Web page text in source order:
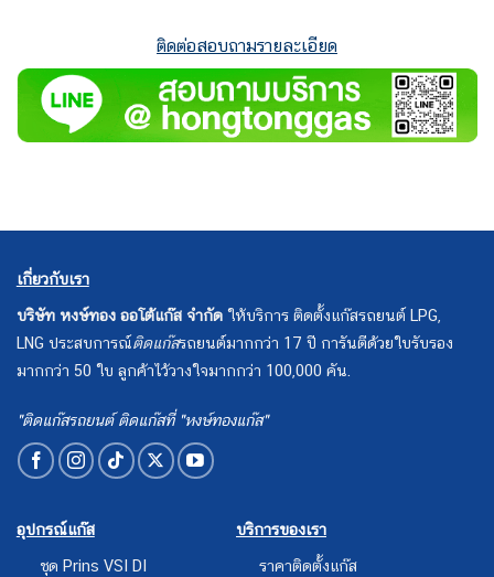
ติดต่อสอบถามรายละเอียด
เกี่ยวกับเรา
บริษัท หงษ์ทอง ออโต้แก๊ส จำกัด ให้บริการ ติดตั้งแก๊สรถยนต์ LPG,
LNG ประสบการณ์ติดแก๊สรถยนต์มากกว่า 17 ปี การันตีด้วยใบรับรอง
มากกว่า 50 ใบ ลูกค้าไว้วางใจมากกว่า 100,000 คัน.
"ติดแก๊สรถยนต์ ติดแก๊สที่ "หงษ์ทองแก๊ส"
อุปกรณ์แก๊ส
ชุด Prins VSI DI
บริการของเรา
ราคาติดตั้งแก๊ส